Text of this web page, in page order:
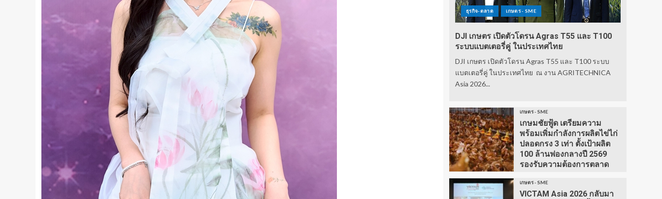
ธุรกิจ-ตลาด เกษตร - SME
DJI เกษตร เปิดตัวโดรน Agras T55 และ T100
ระบบแบตเตอรี่คู่ ในประเทศไทย
DJI เกษตร เปิดตัวโดรน Agras T55 และ T100 ระบบ
แบตเตอรี่คู่ ในประเทศไทย ณ งาน AGRITECHNICA
Asia 2026...
เกษตร - SME
เกษมชัยฟู้ด เตรียมความ
พร้อมเพิ่มกำลังการผลิตไข่ไก่
ปลอดกรง 3 เท่า ตั้งเป้าผลิต
100 ล้านฟองกลางปี 2569
รองรับความต้องการตลาด
เกษตร - SME
VICTAM Asia 2026 กลับมา